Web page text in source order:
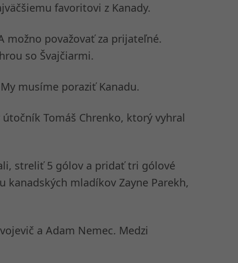
favoritovi z Kanady.
možno považovať za prijateľné.
so Švajčiarmi.
musíme poraziť Kanadu.
Tomáš Chrenko, ktorý vyhral
streliť 5 gólov a pridať tri gólové
mladíkov Zayne Parekh,
a Adam Nemec. Medzi